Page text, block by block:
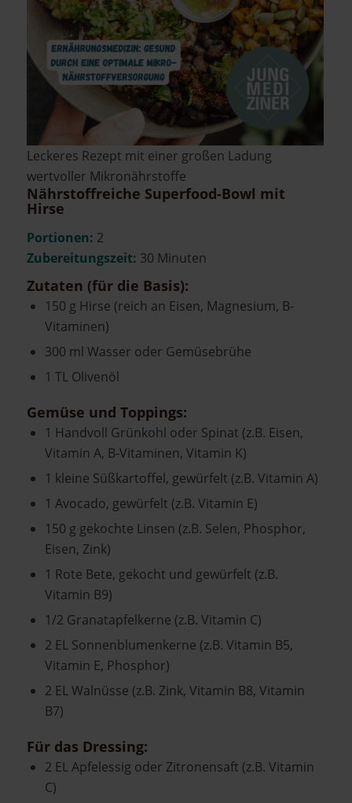
Leckeres Rezept mit einer großen Ladung
wertvoller Mikronährstoffe
Nährstoffreiche Superfood-Bowl mit
Hirse
Portionen: 2
Zubereitungszeit: 30 Minuten
Zutaten (für die Basis):
150 g Hirse (reich an Eisen, Magnesium, B-
Vitaminen)
300 ml Wasser oder Gemüsebrühe
1 TL Olivenöl
Gemüse und Toppings:
1 Handvoll Grünkohl oder Spinat (z.B. Eisen,
Vitamin A, B-Vitaminen, Vitamin K)
1 kleine Süßkartoffel, gewürfelt (z.B. Vitamin A)
1 Avocado, gewürfelt (z.B. Vitamin E)
150 g gekochte Linsen (z.B. Selen, Phosphor,
Eisen, Zink)
1 Rote Bete, gekocht und gewürfelt (z.B.
Vitamin B9)
1/2 Granatapfelkerne (z.B. Vitamin C)
2 EL Sonnenblumenkerne (z.B. Vitamin B5,
Vitamin E, Phosphor)
2 EL Walnüsse (z.B. Zink, Vitamin B8, Vitamin
B7)
Für das Dressing:
2 EL Apfelessig oder Zitronensaft (z.B. Vitamin
C)